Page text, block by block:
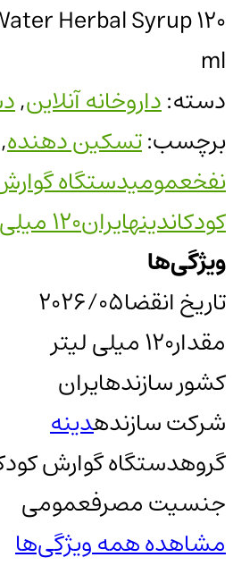
Herbal Syrup 120
ml
دسته:داروخانه آنلاین,
برچسب:تسکین دهنده,
نفخعمومیدستگاه
کودکاندینهایران120 میلی لیتر
ویژگی‌ها
تاریخ انقضا2026/05
مقدار120 میلی لیتر
کشور سازندهایران
شرکت سازندهدینه
گروهدستگاه گوارش
جنسیت مصرفعمومی
مشاهده همه ویژگی‌ها